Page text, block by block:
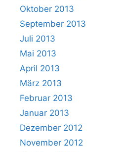
Oktober 2013
September 2013
Juli 2013
Mai 2013
April 2013
März 2013
Februar 2013
Januar 2013
Dezember 2012
November 2012